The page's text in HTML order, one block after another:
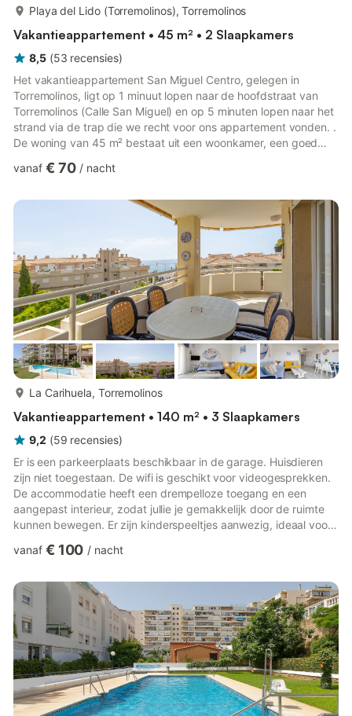
Playa del Lido (Torremolinos), Torremolinos
Vakantieappartement • 45 m² • 2 Slaapkamers
8,5 (53 recensies)
Het vakantieappartement San Miguel Centro, gelegen in
Torremolinos, ligt op 1 minuut lopen naar de hoofdstraat van
Torremolinos (Calle San Miguel) en op 5 minuten lopen naar het
strand via de trap die we recht voor ons appartement vonden. .
De woning van 45 m² bestaat uit een woonkamer, een goed
badkamer en is dus geschikt voor 6 personen. Extra
werkruimte voor kantoor aan huis, centrale AC / verwarming,
plafondventilatoren in de lounge en master bedroom,
vanaf € 70 / nacht
La Carihuela, Torremolinos
Vakantieappartement • 140 m² • 3 Slaapkamers
9,2 (59 recensies)
Er is een parkeerplaats beschikbaar in de garage. Huisdieren
zijn niet toegestaan. De wifi is geschikt voor videogesprekken.
De accommodatie heeft een drempelloze toegang en een
aangepast interieur, zodat jullie je gemakkelijk door de ruimte
kunnen bewegen. Er zijn kinderspeeltjes aanwezig, ideaal voor
zee, waardoor jullie heerlijk kunnen ontspannen en genieten van
vanaf € 100 / nacht